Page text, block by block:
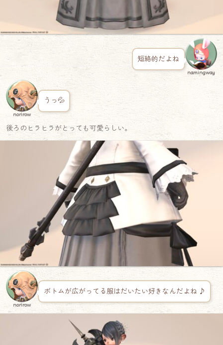
短絡的だよね
namingway
norirow
うっ💦
後ろのヒラヒラがとっても可愛らしい。
norirow
ボトムが広がってる服はだいたい好きなんだよね ♪